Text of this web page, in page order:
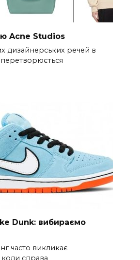
Acne Studios
дизайнерських речей в
перетворюється
Dunk: вибираємо
часто викликає
справа